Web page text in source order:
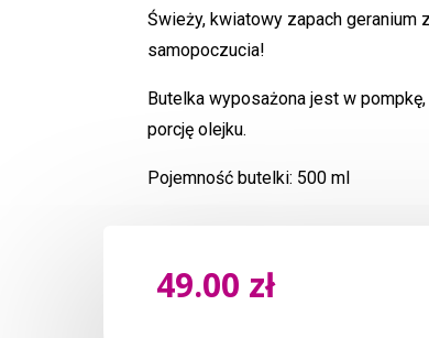
Świeży, kwiatowy zapach geranium
samopoczucia!
Butelka wyposażona jest w
porcję olejku.
Pojemność butelki: 500 ml
49.00 zł